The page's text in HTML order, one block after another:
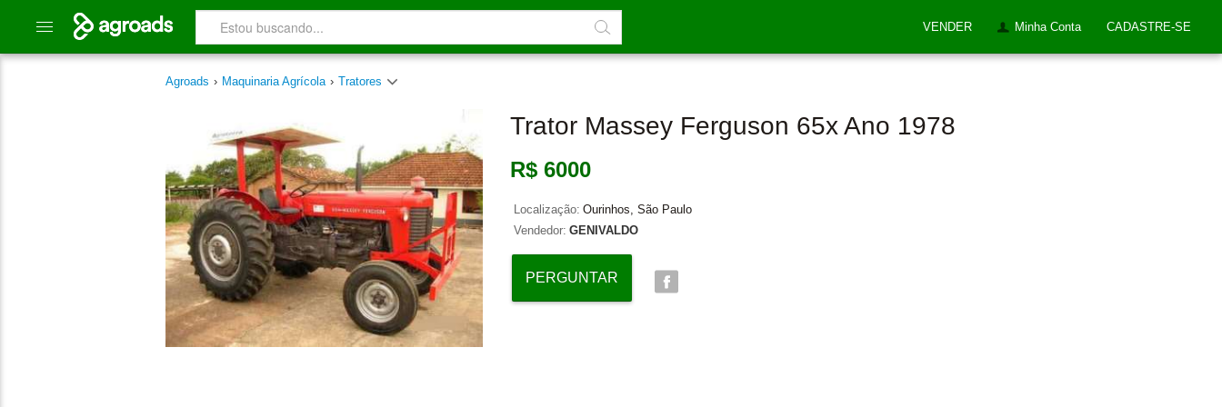
VENDER Minha Conta CADASTRE-SE
Agroads › Maquinaria Agrícola › Tratores
Trator Massey Ferguson 65x Ano 1978
R$ 6000
Localização: Ourinhos, São Paulo
Vendedor: GENIVALDO
PERGUNTAR